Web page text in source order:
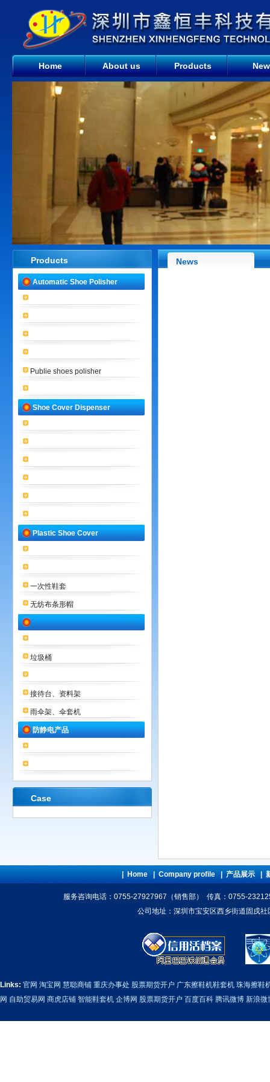
Home About us Products
Products
Automatic Shoe Polisher
Publie shoes polisher
Shoe Cover Dispenser
Plastic Shoe Cover
一次性鞋套
无纺布条形帽
垃圾桶
接待台、资料架
雨伞架、伞套机
防静电产品
Case
News
Home |Company profile 产品展示 |
服务咨询电话：0755-27927967（销售部） 传真：0755-
公司地址：深圳市宝安区西乡街道固戍
Links: 官网 淘宝网 慧聪商铺 重庆办事处 股票期货开户 广东擦鞋机鞋套机 珠海擦鞋
网 自助贸易网 商虎店铺 智能鞋套机 企博网 股票期货开户 百度百科 腾讯微博 新浪微